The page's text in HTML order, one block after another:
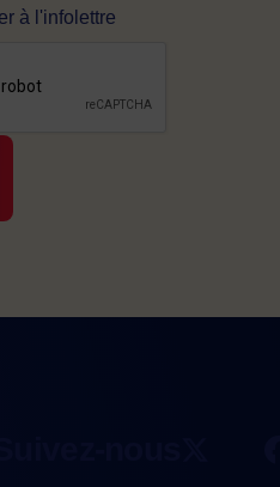
à l'infolettre
à vérifier si vous